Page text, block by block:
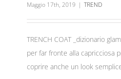
Maggio 17th, 2019 | TREND
TRENCH COAT _dizionario
per far fronte alla capricciosa
coprire anche un look